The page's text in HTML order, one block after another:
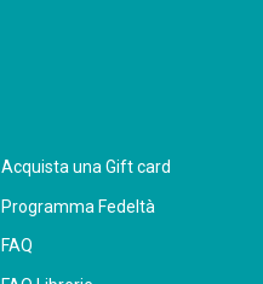
Acquista una Gift card
Programma Fedeltà
FAQ